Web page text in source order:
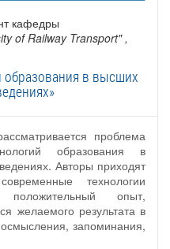
кафедры
of Railway Transport" ,
образования в высших
проблема
образования в
Авторы приходят
технологии
опыт,
желаемого результата в
запоминания,